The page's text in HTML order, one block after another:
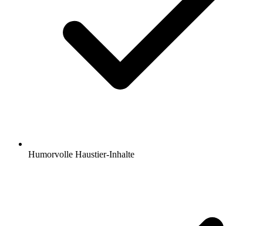
Humorvolle Haustier-Inhalte